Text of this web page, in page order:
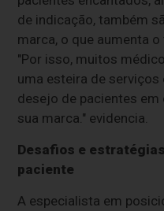
de indicação, também
marca, o que aumenta
"Por isso, muitos
uma esteira de
desejo de pacientes
sua marca." evidencia.
Desafios e
paciente
A especialista em